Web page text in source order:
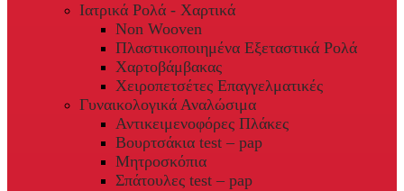
Ιατρικά Ρολά - Χαρτικά
Non Wooven
Πλαστικοποιημένα Εξεταστικά Ρολά
Χαρτοβάμβακας
Χειροπετσέτες Επαγγελματικές
Γυναικολογικά Αναλώσιμα
Αντικειμενοφόρες Πλάκες
Βουρτσάκια test – pap
Μητροσκόπια
Σπάτουλες test – pap